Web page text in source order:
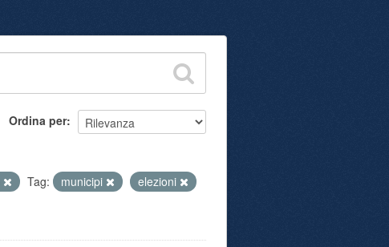
Ordina per
Tag: municipi
elezioni